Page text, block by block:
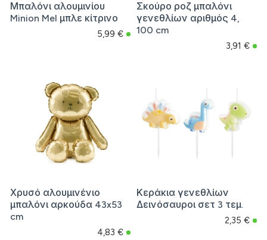
Μπαλόνι αλουμινίου
Minion Mel μπλε κίτρινο
5,99 €
Σκούρο ροζ μπαλόνι
γενεθλίων αριθμός 4,
100 cm
3,91 €
Χρυσό αλουμινένιο
μπαλόνι αρκούδα 43x53
cm
4,83 €
Κεράκια γενεθλίων
Δεινόσαυροι σετ 3 τεμ.
2,35 €